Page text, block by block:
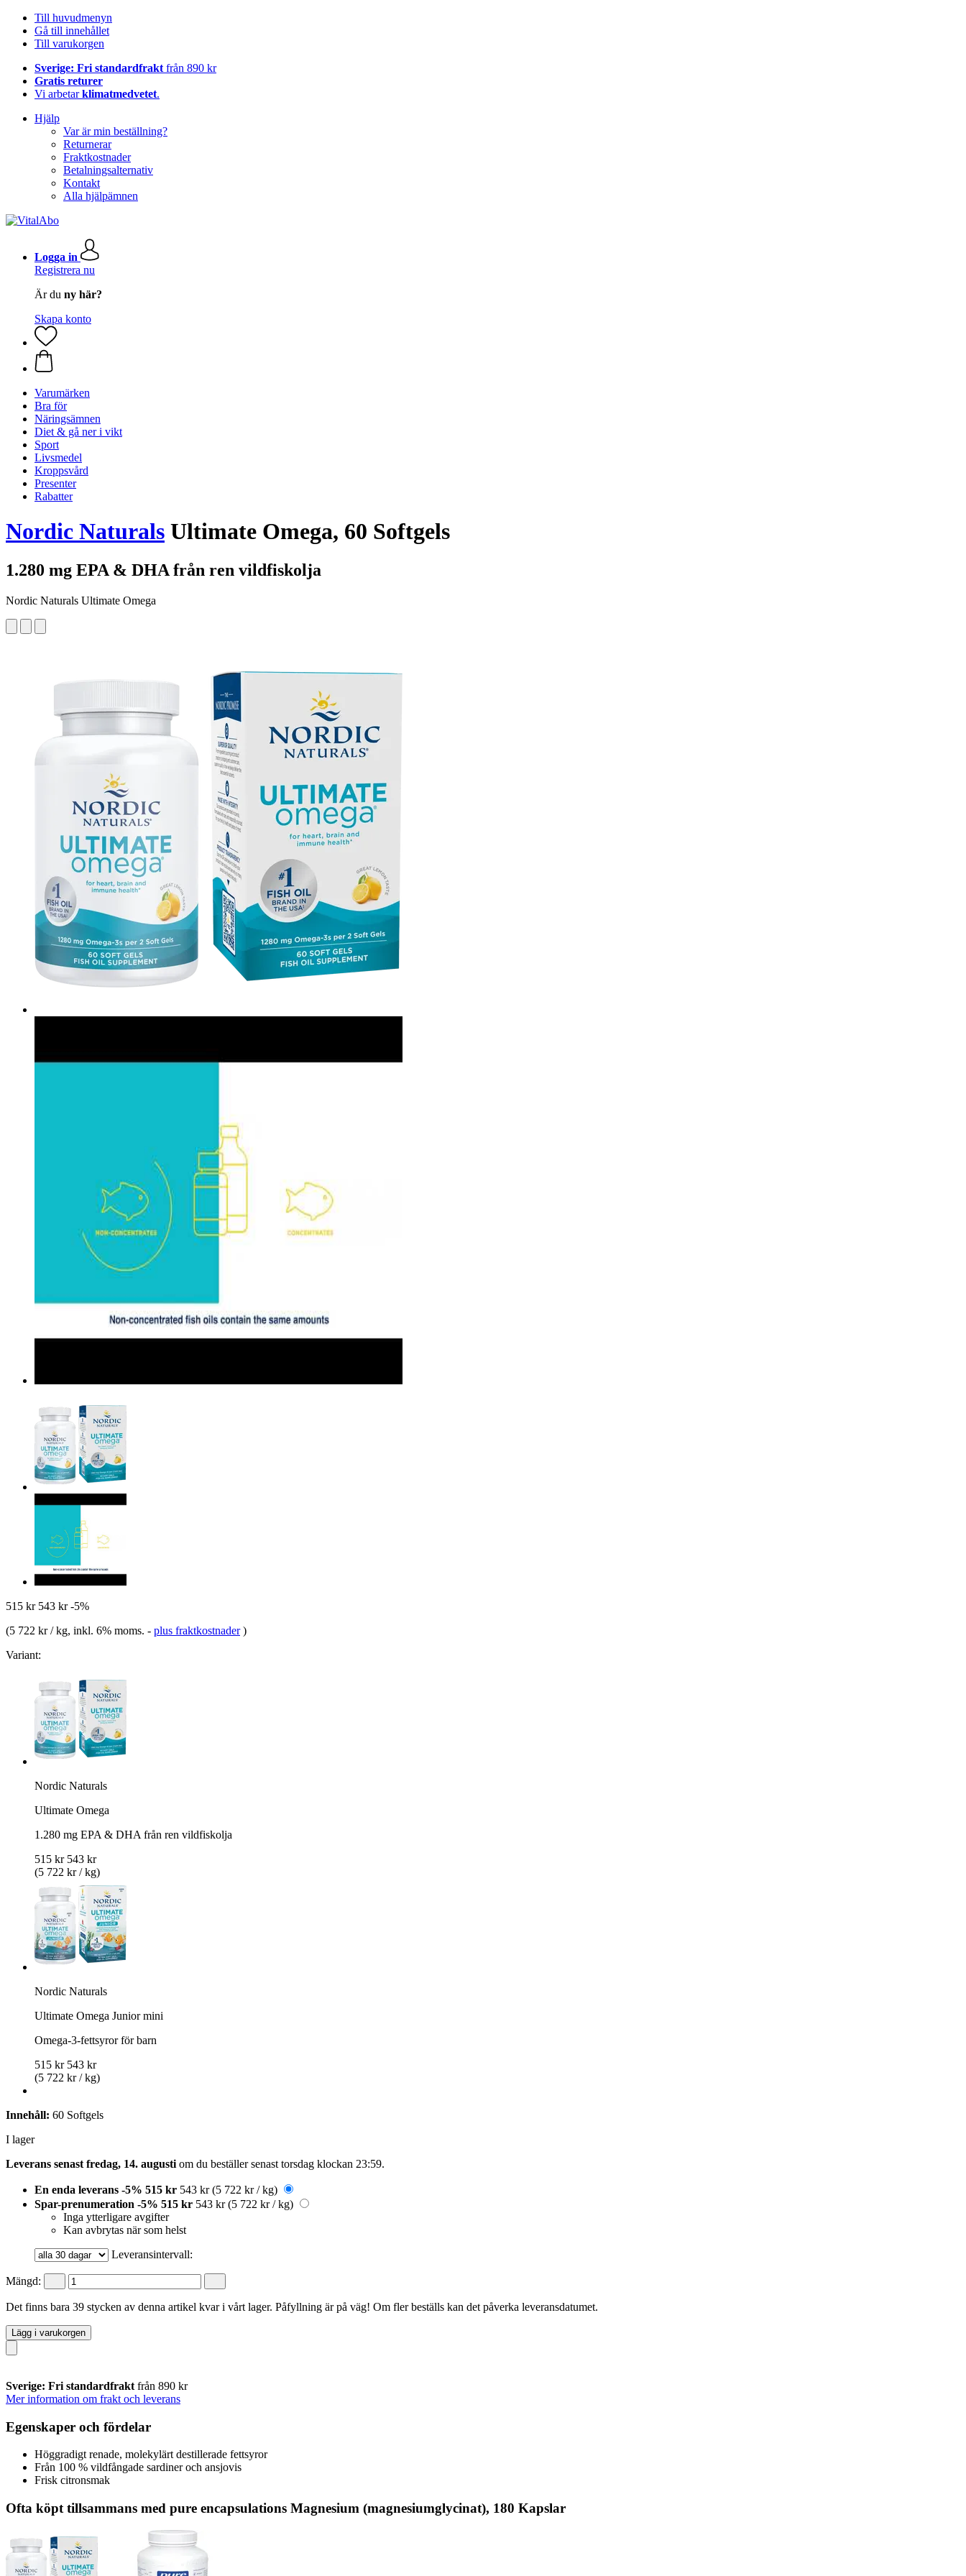
Till huvudmenyn
Gå till innehållet
Till varukorgen
Sverige: Fri standardfrakt från 890 kr
Gratis returer
Vi arbetarklimatmedvetet.
Hjälp
Var är min beställning?
Returnerar
Fraktkostnader
Betalningsalternativ
Kontakt
Alla hjälpämnen
Logga in
Registrera nu
Är du ny här?
Skapa konto
Varumärken
Bra för
Näringsämnen
Diet & gå ner i vikt
Sport
Livsmedel
Kroppsvård
Presenter
Rabatter
Nordic Naturals Ultimate Omega, 60 Softgels
1.280 mg EPA & DHA från ren vildfiskolja
Nordic Naturals Ultimate Omega
515 kr 543 kr -5%
(5 722 kr / kg, inkl. 6% moms. - plus fraktkostnader )
Variant:
Nordic Naturals
Ultimate Omega
1.280 mg EPA & DHA från ren vildfiskolja
515 kr 543 kr
(5 722 kr / kg)
Nordic Naturals
Ultimate Omega Junior mini
Omega-3-fettsyror för barn
515 kr 543 kr
(5 722 kr / kg)
Innehåll: 60 Softgels
I lager
Leverans senast fredag, 14. augusti om du beställer senast torsdag klockan 23:59.
En enda leverans -5% 515 kr 543 kr (5 722 kr / kg)
Spar-prenumeration -5% 515 kr 543 kr (5 722 kr / kg)
Inga ytterligare avgifter
Kan avbrytas när som helst
Leveransintervall:
Mängd:
Det finns bara 39 stycken av denna artikel kvar i vårt lager. Påfyllning är på väg! Om fler beställs kan det påverka leveransdatumet.
Lägg i varukorgen
Sverige: Fri standardfrakt från 890 kr
Mer information om frakt och leverans
Egenskaper och fördelar
Höggradigt renade, molekylärt destillerade fettsyror
Från 100 % vildfångade sardiner och ansjovis
Frisk citronsmak
Ofta köpt tillsammans med pure encapsulations Magnesium (magnesiumglycinat), 180 Kapslar